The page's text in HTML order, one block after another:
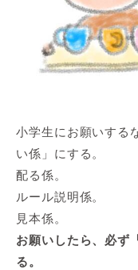
小学生にお願いする
い係」にする。
配る係。
ルール説明係。
見本係。
お願いしたら、必ず
る。